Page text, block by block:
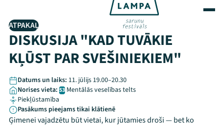
ATPAKAĻ
DISKUSIJA "KAD TUVĀKIE
KĻŪST PAR SVEŠINIEKIEM"
Datums un laiks: 11. jūlijs 19.00–20.30
Norises vieta: 53 Mentālās veselības telts
Piekļūstamība
Pasākums pieejams tikai klātienē
Ģimenei vajadzētu būt vietai, kur jūtamies droši — bet ko